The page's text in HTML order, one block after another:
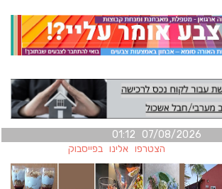
07/08/2026 01:12
הצטרפו אלינו בפייסבוק